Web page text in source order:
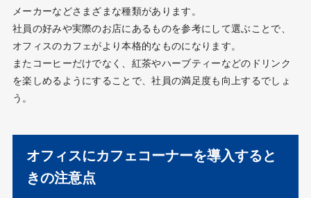
メーカーなどさまざまな種類があります。
社員の好みや実際のお店にあるものを参考にして選ぶことで、
オフィスのカフェがより本格的なものになります。
またコーヒーだけでなく、紅茶やハーブティーなどのドリンク
を楽しめるようにすることで、社員の満足度も向上するでしょ
う。
オフィスにカフェコーナーを導入すると
きの注意点